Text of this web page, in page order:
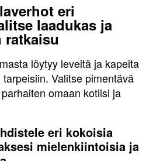
eri
laadukas ja
ratkaisu
löytyy leveitä ja kapeita
Valitse pimentävä
omaan kotiisi ja
eri kokoisia
mielenkiintoisia ja